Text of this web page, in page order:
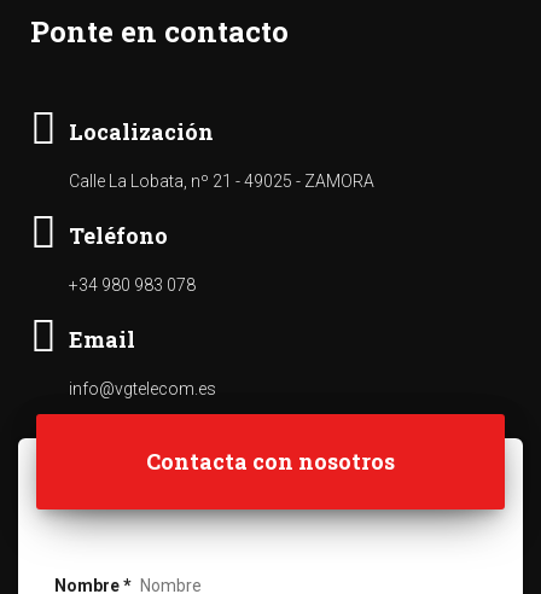
Ponte en contacto
Localización
Calle La Lobata, nº 21 - 49025 - ZAMORA
Teléfono
+34 980 983 078
Email
info@vgtelecom.es
Contacta con nosotros
Nombre*